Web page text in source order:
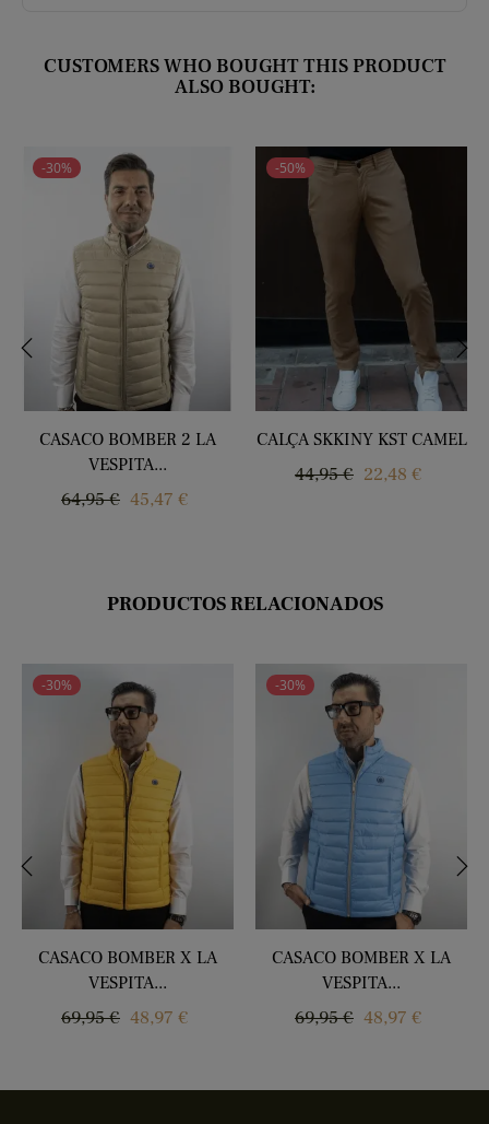
CUSTOMERS WHO BOUGHT THIS PRODUCT
ALSO BOUGHT:
-30%
CASACO BOMBER 2 LA
VESPITA...
Regular
64,95 € Price
45,47 €
-50%
CALÇA SKKINY KST CAMEL
Regular
44,95 € Price
22,48 €
PRODUCTOS RELACIONADOS
-30%
CASACO BOMBER X LA
VESPITA...
Regular
69,95 € Price
48,97 €
-30%
CASACO BOMBER X LA
VESPITA...
Regular
69,95 € Price
48,97 €